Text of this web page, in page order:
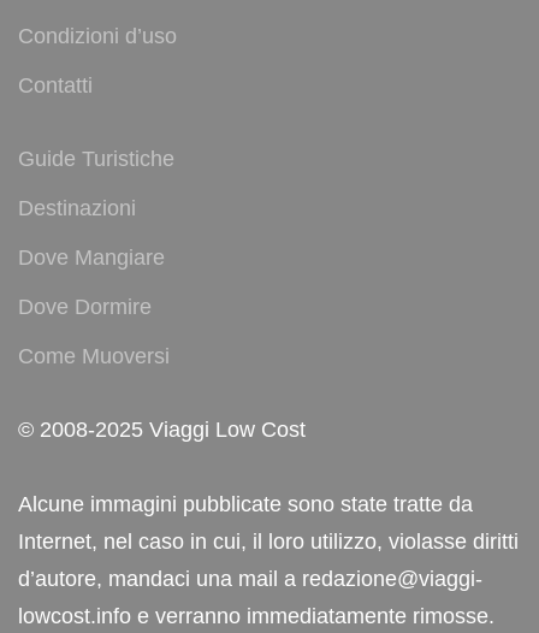
Condizioni d’uso
Contatti
Guide Turistiche
Destinazioni
Dove Mangiare
Dove Dormire
Come Muoversi
© 2008-2025 Viaggi Low Cost
Alcune immagini pubblicate sono state tratte da
Internet, nel caso in cui, il loro utilizzo, violasse diritti
d’autore, mandaci una mail a redazione@viaggi-
lowcost.info e verranno immediatamente rimosse.